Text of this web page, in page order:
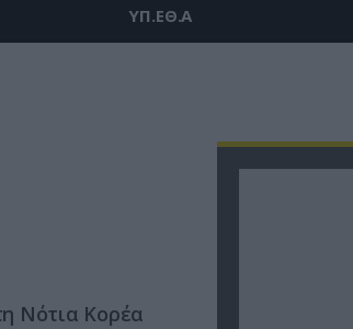
ΥΠ.ΕΘ.Α
Νότια Κορέα